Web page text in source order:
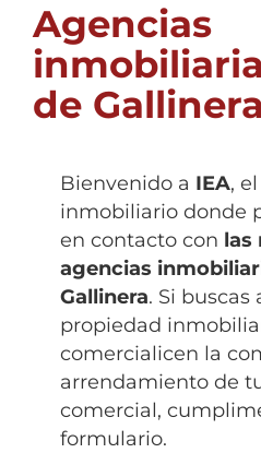
Agencias
de Gallinera
Bienvenido a IEA,
inmobiliario donde
en contacto con las
agencias
Gallinera. Si buscas
propiedad
comercialicen la
arrendamiento de
comercial,
formulario.